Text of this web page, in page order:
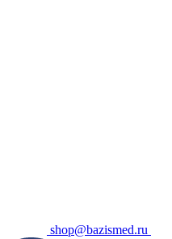
shop@bazismed.ru